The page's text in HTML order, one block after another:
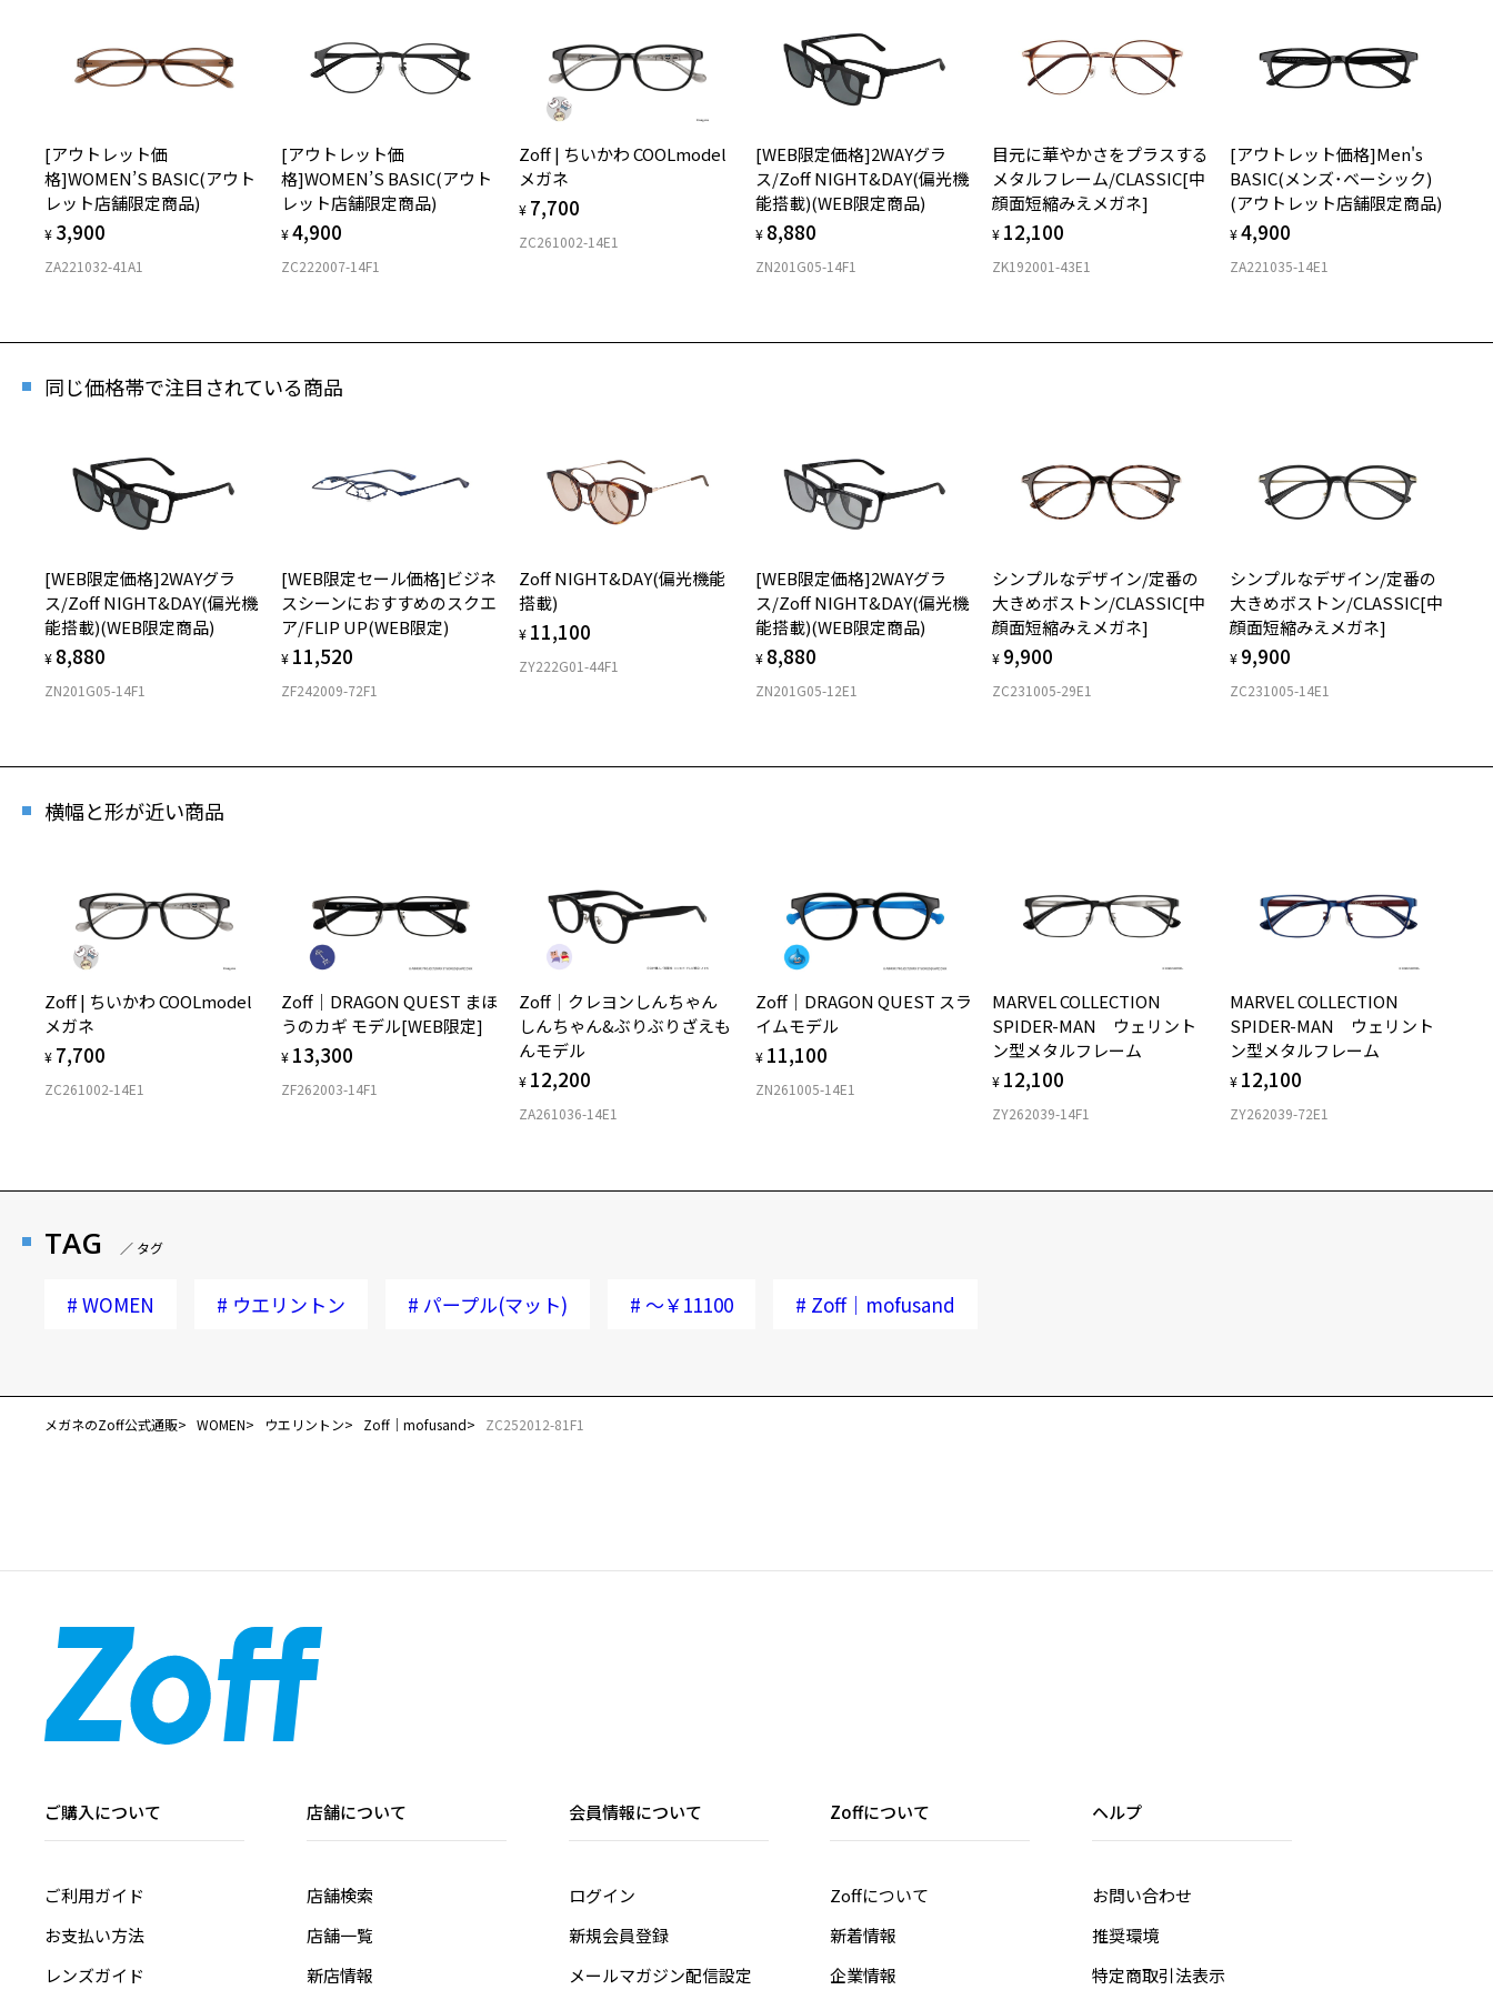
商品詳細ページへ
お気に入り
お気に入りに追加済です。
お気に入りリストは
Zoff│mofusand CASUALモデル
商品番号：ZC252012-81F1/フレームカラー：パープル(マット)/単価：￥9,900
※商品が再入荷された際にメールでお知らせします。
お持ちのZoffメガネサイズを確認するには？
仕上がり寸法
D 仕上がりの横幅：約135mm
E 仕上がりの縦幅：約37mm
ウエリントン
フロント素材：メタル/French Plastic
安心2 視力測定無料
安心3 かかり具合調整無料
フレームの歪みやかかり具合の調整・クリーニングは、全国の
Zoff店舗にていつでも対応いたします。
＜メガネの度数情報がわからない方へ＞
ご購入時に「レンズ交換券」をお選びいただくと、実店舗で度数を測定
のうえ、
度付きレンズ（標準セットレンズ）へ無料交換いただけます。
詳しくはこちら
実店舗で度数を測定いただけます
[アウトレット価
格]WOMEN’S BASIC(アウト
レット店舗限定商品)
¥ 3,900
ZA221032-41A1
[アウトレット価
格]WOMEN’S BASIC(アウト
レット店舗限定商品)
¥4,900
ZC222007-14F1
Zoff | ちいかわ COOLmodel
メガネ
¥ 7,700
ZC261002-14E1
[WEB限定価格]2WAYグラ
ス/Zoff NIGHT&DAY(偏光機
能搭載)(WEB限定商品)
¥ 8,880
ZN201G05-14F1
目元に華やかさをプラスする
メタルフレーム/CLASSIC[中
顔面短縮みえメガネ]
¥ 12,100
ZK192001-43E1
[アウトレット価格]Men's
BASIC(メンズ･ベーシック)
(アウトレット店舗限定商品)
¥4,900
ZA221035-14E1
同じ価格帯で注目されている商品
[WEB限定価格]2WAYグラ
ス/Zoff NIGHT&DAY(偏光機
能搭載)(WEB限定商品)
¥ 8,880
ZN201G05-14F1
[WEB限定セール価格]ビジネ
スシーンにおすすめのスクエ
ア/FLIP UP(WEB限定)
¥ 11,520
ZF242009-72F1
Zoff NIGHT&DAY(偏光機能
搭載)
¥ 11,100
ZY222G01-44F1
[WEB限定価格]2WAYグラ
ス/Zoff NIGHT&DAY(偏光機
能搭載)(WEB限定商品)
¥ 8,880
ZN201G05-12E1
シンプルなデザイン/定番の
大きめボストン/CLASSIC[中
顔面短縮みえメガネ]
¥ 9,900
ZC231005-29E1
シンプルなデザイン/定番の
大きめボストン/CLASSIC[中
顔面短縮みえメガネ]
¥ 9,900
ZC231005-14E1
横幅と形が近い商品
Zoff | ちいかわ COOLmodel
メガネ
¥ 7,700
ZC261002-14E1
Zoff｜DRAGON QUEST まほ
うのカギ モデル[WEB限定]
¥ 13,300
ZF262003-14F1
Zoff｜クレヨンしんちゃん
しんちゃん&ぶりぶりざえも
んモデル
¥ 12,200
ZA261036-14E1
Zoff｜DRAGON QUEST スラ
イムモデル
¥ 11,100
ZN261005-14E1
MARVEL COLLECTION
SPIDER-MAN ウェリント
ン型メタルフレーム
¥ 12,100
ZY262039-14F1
MARVEL COLLECTION
SPIDER-MAN ウェリント
ン型メタルフレーム
¥ 12,100
ZY262039-72E1
TAG ／ タグ
# WOMEN # ウエリントン # パープル(マット) # ～￥11100 # Zoff｜mofusand
メガネのZoff公式通販 WOMEN ウエリントン Zoff｜mofusand ZC252012-81F1
ご購入について
ご利用ガイド
お支払い方法
レンズガイド
店舗について
店舗検索
店舗一覧
新店情報
会員情報について
ログイン
新規会員登録
メールマガジン配信設定
Zoffについて
Zoffについて
新着情報
企業情報
ヘルプ
お問い合わせ
推奨環境
特定商取引法表示